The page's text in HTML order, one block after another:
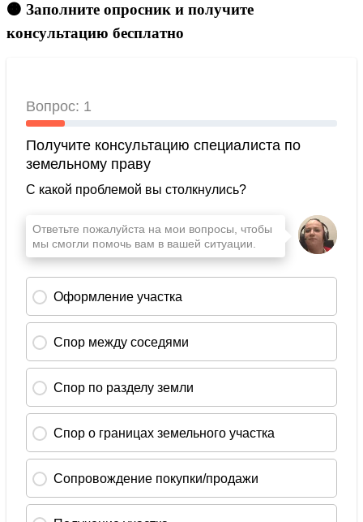
🟠 Заполните опросник и получите
консультацию бесплатно